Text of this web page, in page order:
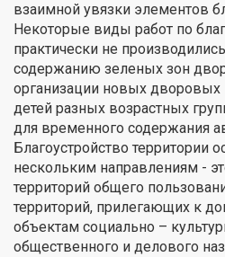
взаимной увязки элементов
Некоторые виды работ по
практически не
содержанию зеленых зон
организации новых
детей разных возрастных
для временного содержания
Благоустройство территории
нескольким направлениям -
территорий общего
территорий, прилегающих к
объектам социально –
общественного и делового